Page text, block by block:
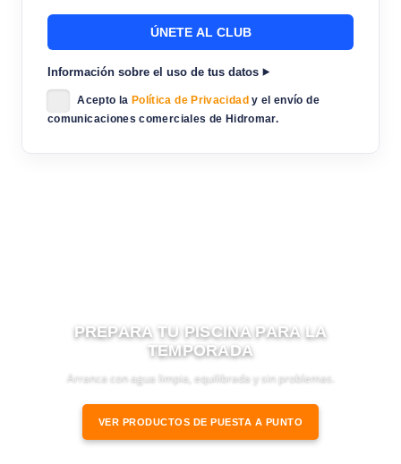
Información sobre el uso de tus datos
Acepto la Política de Privacidad y el envío de
comunicaciones comerciales de Hidromar.
PREPARA TU PISCINA PARA LA
TEMPORADA
Arranca con agua limpia, equilibrada y sin problemas.
VER PRODUCTOS DE PUESTA A PUNTO